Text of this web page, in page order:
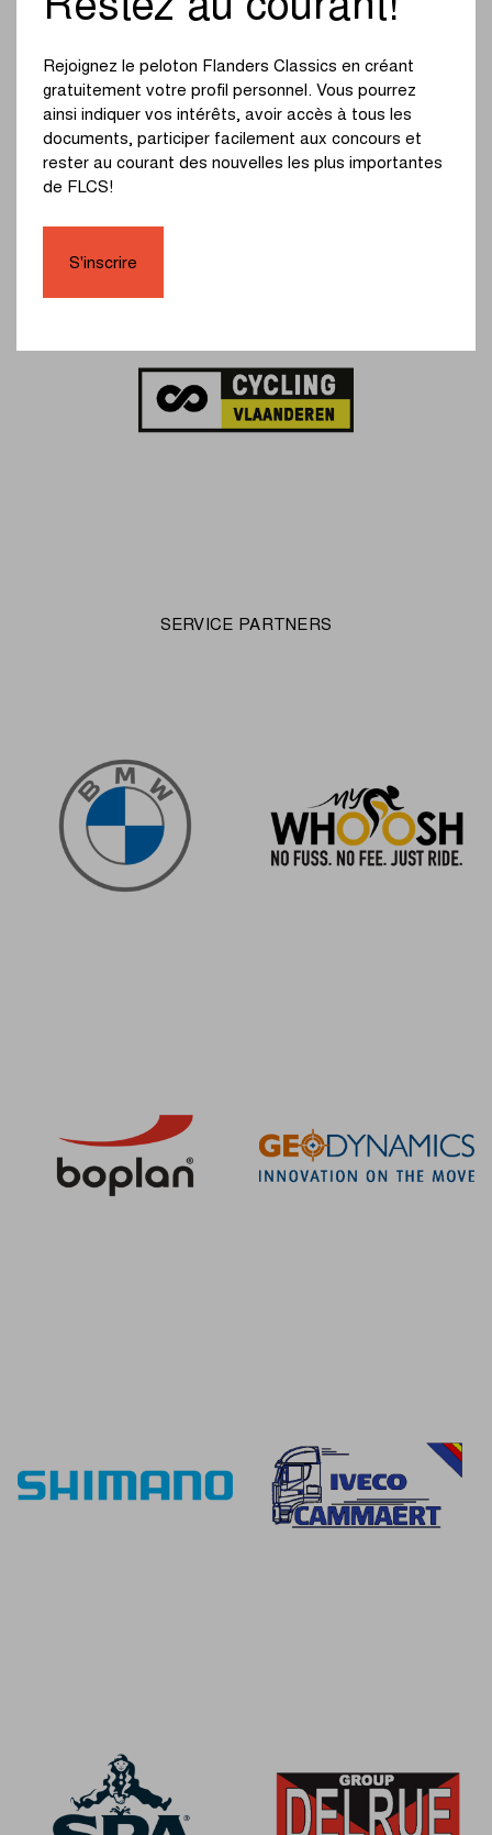
SERVICE PARTNERS
Restez au courant!
Rejoignez le peloton Flanders Classics en créant
gratuitement votre profil personnel. Vous pourrez
ainsi indiquer vos intérêts, avoir accès à tous les
documents, participer facilement aux concours et
rester au courant des nouvelles les plus importantes
de FLCS!
S'inscrire